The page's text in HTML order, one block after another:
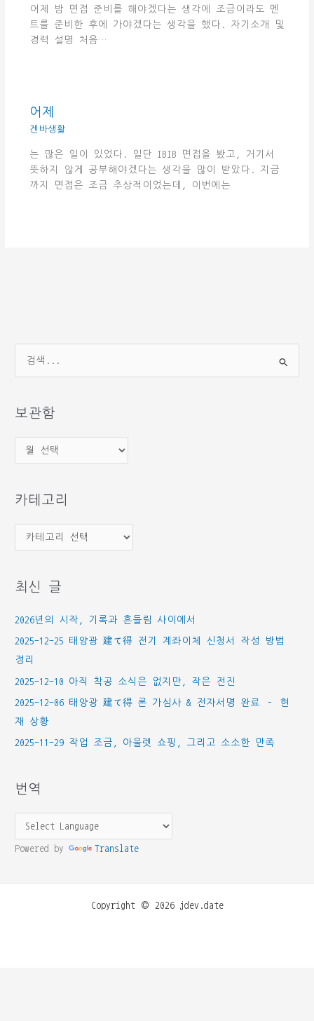
어제 밤 면접 준비를 해야겠다는 생각에 조금이라도 멘
트를 준비한 후에 가야겠다는 생각을 했다. 자기소개 및
경력 설명 처음…
어제
겐바생활
는 많은 일이 있었다. 일단 IBIB 면접을 봤고, 거기서
뜻하지 않게 공부해야겠다는 생각을 많이 받았다. 지금
까지 면접은 조금 추상적이었는데, 이번에는
상
보관함
관
카테고리
테
리
최신 글
2026년의 시작, 기록과 흔들림 사이에서
2025-12-25 태양광 建て得 전기 계좌이체 신청서 작성 방법
정리
2025-12-10 아직 착공 소식은 없지만, 작은 전진
2025-12-06 태양광 建て得 론 가심사 & 전자서명 완료 – 현
재 상황
2025-11-29 작업 조금, 아울렛 쇼핑, 그리고 소소한 만족
번역
Powered by Translate
Copyright © 2026 jdev.date